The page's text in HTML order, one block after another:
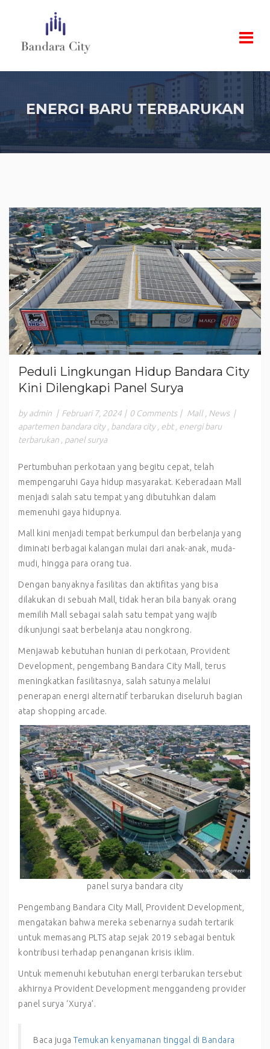
ENERGI BARU TERBARUKAN
Peduli Lingkungan Hidup Bandara City
Kini Dilengkapi Panel Surya
by admin | Februari 7, 2024 | 0 Comments | Mall News |
apartemen bandara city
bandara city ebt
energi baru
terbarukan
panel surya
Pertumbuhan perkotaan yang begitu cepat, telah
mempengaruhi Gaya hidup masyarakat. Keberadaan Mall
menjadi salah satu tempat yang dibutuhkan dalam
memenuhi gaya hidupnya.
Mall kini menjadi tempat berkumpul dan berbelanja yang
diminati berbagai kalangan mulai dari anak-anak, muda-
mudi, hingga para orang tua.
Dengan banyaknya fasilitas dan aktifitas yang bisa
dilakukan di sebuah Mall, tidak heran bila banyak orang
memilih Mall sebagai salah satu tempat yang wajib
dikunjungi saat berbelanja atau nongkrong.
Menjawab kebutuhan hunian di perkotaan, Provident
Development, pengembang Bandara City Mall, terus
meningkatkan fasilitasnya, salah satunya melalui
penerapan energi alternatif terbarukan diseluruh bagian
atap shopping arcade.
panel surya bandara city
Pengembang Bandara City Mall, Provident Development,
mengatakan bahwa mereka sebenarnya sudah tertarik
untuk memasang PLTS atap sejak 2019 sebagai bentuk
kontribusi terhadap penanganan krisis iklim.
Untuk memenuhi kebutuhan energi terbarukan tersebut
akhirnya Provident Development menggandeng provider
panel surya ‘Xurya’.
Baca juga Temukan kenyamanan tinggal di Bandara